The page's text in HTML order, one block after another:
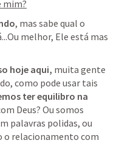
mim?
, mas sabe qual o
melhor, Ele está mas
hoje aqui, muita gente
como pode usar tais
ter equilibro na
Deus? Ou somos
palavras polidas, ou
o relacionamento com